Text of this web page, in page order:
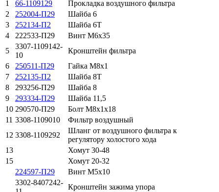
1
66-1109129
Прокладка воздушного фильтра
2
252004-П29
Шайба 6
3
252134-П2
Шайба 6Т
4
222533-П29
Винт М6х35
5
3307-1109142-
10
Кронштейн фильтра
6
250511-П29
Гайка М8х1
7
252135-П2
Шайба 8Т
8
293256-П29
Шайба 8
9
293334-П29
Шайба 11,5
10 290570-П29
Болт М8х1х18
11 3308-1109010
Фильтр воздушный
12 3308-1109292
Шланг от воздушного фильтра к
регулятору холостого хода
13
Хомут 30-48
15
Хомут 20-32
224597-П29
Винт М5х10
3302-8407242-
Кронштейн зажима упора